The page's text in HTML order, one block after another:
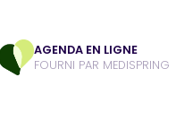
AGENDA EN LIGNE
FOURNI PAR MEDISPRING